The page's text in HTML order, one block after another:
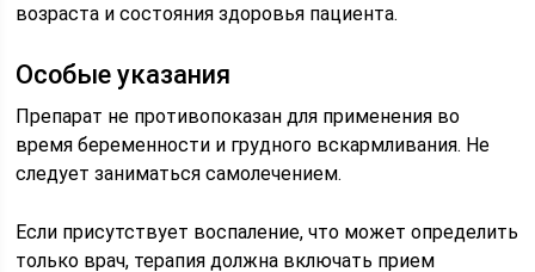
возраста и состояния здоровья пациента.
Особые указания
Препарат не противопоказан для применения во
время беременности и грудного вскармливания. Не
следует заниматься самолечением.
Если присутствует воспаление, что может определить
только врач, терапия должна включать прием